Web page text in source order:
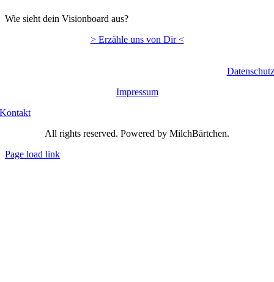
Wie sieht dein Visionboard aus?
> Erzähle uns von Dir <
Datenschutz
Impressum
Kontakt
All rights reserved. Powered by MilchBärtchen.
Page load link